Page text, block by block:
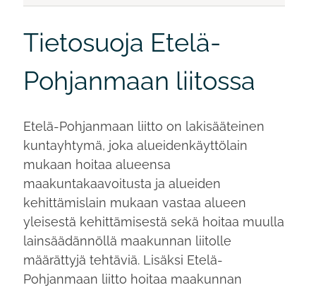
Tietosuoja Etelä-
Pohjanmaan liitossa
Etelä-Pohjanmaan liitto on lakisääteinen
kuntayhtymä, joka alueidenkäyttölain
mukaan hoitaa alueensa
maakuntakaavoitusta ja alueiden
kehittämislain mukaan vastaa alueen
yleisestä kehittämisestä sekä hoitaa muulla
lainsäädännöllä maakunnan liitolle
määrättyjä tehtäviä. Lisäksi Etelä-
Pohjanmaan liitto hoitaa maakunnan